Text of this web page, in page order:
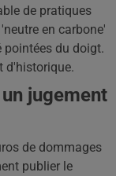
de pratiques
en carbone'
pointées du doigt.
d'historique.
jugement
de dommages
publier le